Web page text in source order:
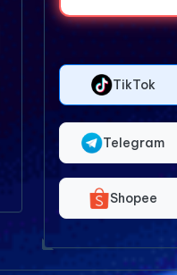
TikTok
Telegram
Shopee